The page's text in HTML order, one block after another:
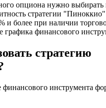
опциона нужно выбирать
стратегии
и более при наличии
графика финансового
стратегию
инструмента